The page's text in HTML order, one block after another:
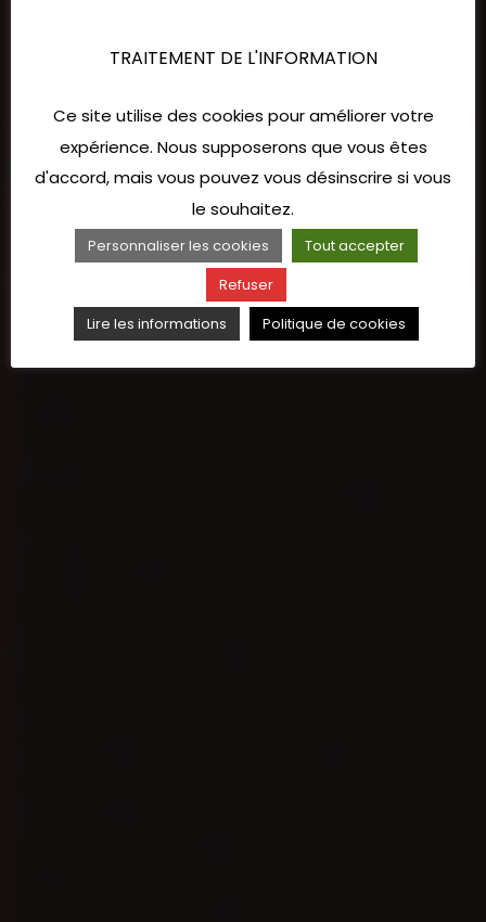
TRAITEMENT DE L'INFORMATION
Ce site utilise des cookies pour améliorer votre
expérience. Nous supposerons que vous êtes
d'accord, mais vous pouvez vous désinscrire si vous
le souhaitez.
Personnaliser les cookies
Tout accepter
Refuser
Lire les informations
Politique de cookies